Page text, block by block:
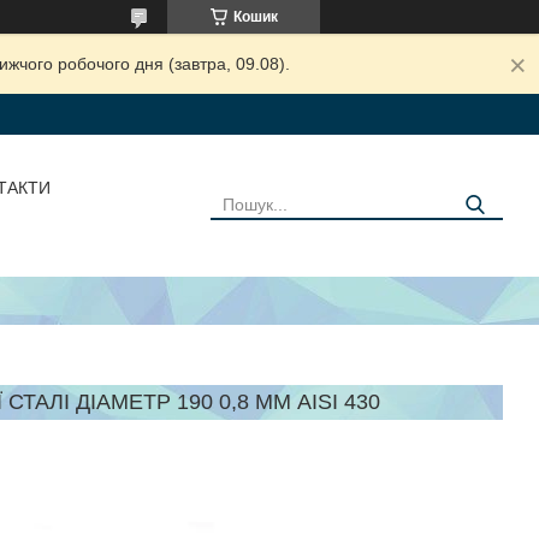
Кошик
робочого дня (завтра, 09.08).
ДІАМЕТР 190 0,8 ММ AISI 430